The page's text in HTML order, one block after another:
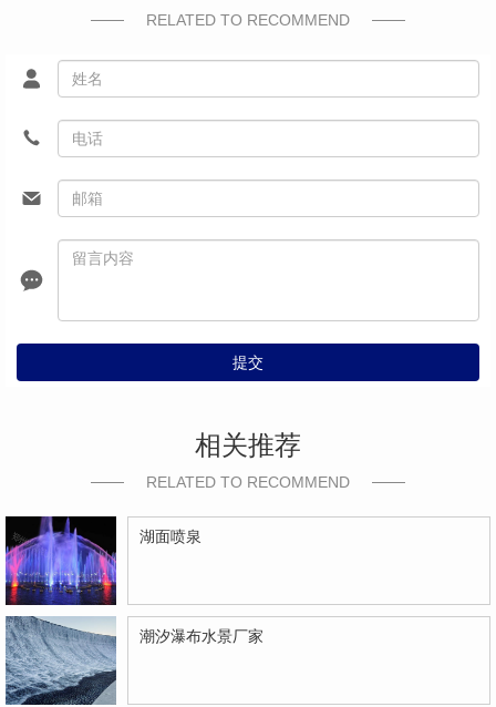
RELATED TO RECOMMEND
提交
相关推荐
RELATED TO RECOMMEND
湖面喷泉
潮汐瀑布水景厂家